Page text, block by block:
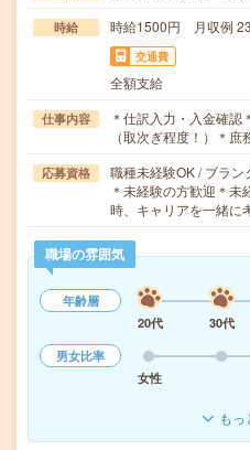
時給 時給1500円 月収例
交通費
全額支給
仕事内容
＊仕訳入力・入金確
（取次ぎ程度！）＊
応募資格
職種未経験OK / ブラン
＊未経験の方歓迎＊
時、キャリアを一緒
職場の雰囲気
年齢層
20代
30代
男女比率
女性
もっ